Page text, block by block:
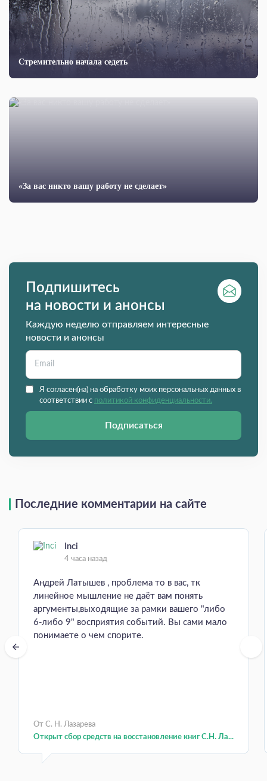
Стремительно начала седеть
«За вас никто вашу работу не сделает»
Подпишитесь
на новости и анонсы
Каждую неделю отправляем интересные
новости и анонсы
Я согласен(на) на обработку моих персональных данных в
соответствии с политикой конфиденциальности.
Подписаться
Последние комментарии на сайте
Inci
4 часа назад
Андрей Латышев , проблема то в вас, тк
линейное мышление не даёт вам понять
аргументы,выходящие за рамки вашего "либо
6-либо 9" восприятия событий. Вы сами мало
понимаете о чем спорите.
От С. Н. Лазарева
Открыт сбор средств на восстановление книг С.Н. Ла...